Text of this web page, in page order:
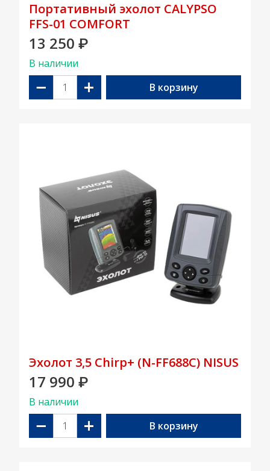
Портативный эхолот CALYPSO
FFS-01 COMFORT
13 250 ₽
В наличии
− + В корзину
Эхолот 3,5 Chirp+ (N-FF688C) NISUS
17 990 ₽
В наличии
− + В корзину